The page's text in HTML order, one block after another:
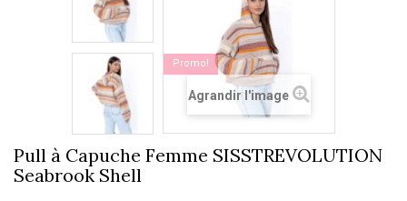
Promo!
Agrandir l'image
Pull à Capuche Femme SISSTREVOLUTION
Seabrook Shell